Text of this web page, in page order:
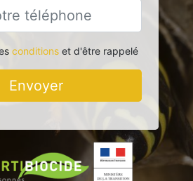
conditionset d'être rappelé
Envoyer